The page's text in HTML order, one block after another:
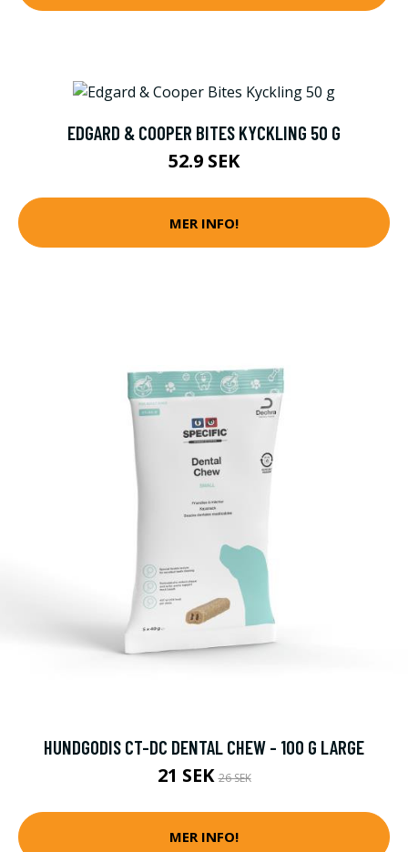
EDGARD & COOPER BITES KYCKLING 50 G
52.9 SEK
MER INFO!
HUNDGODIS CT-DC DENTAL CHEW - 100 G LARGE
21 SEK26 SEK
MER INFO!